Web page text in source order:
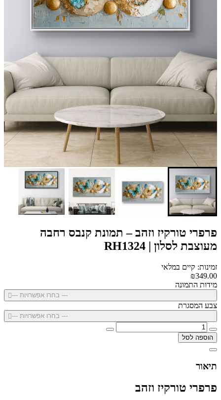
פרפרי טורקיז וזהב – תמונת קנבס רחבה
מעוצבת לסלון | RH1324
זמינות: קיים במלאי
₪349.00
מידות התמונה
--- בחרו אפשרויות ---
צבע המסגרת
--- בחרו אפשרויות ---
הוספה לסל
תיאור
פרפרי טורקיז וזהב